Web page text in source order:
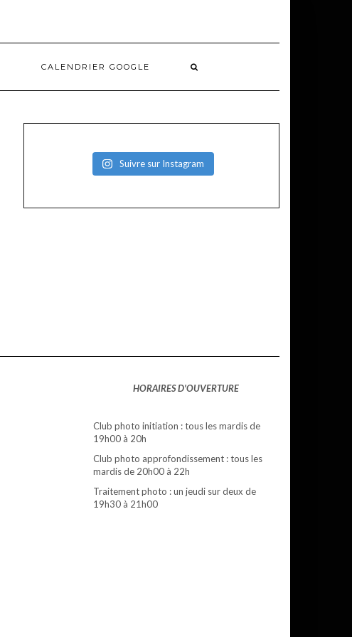
CALENDRIER GOOGLE
Suivre sur Instagram
HORAIRES D'OUVERTURE
Club photo initiation : tous les mardis de
19h00 à 20h
Club photo approfondissement : tous les
mardis de 20h00 à 22h
Traitement photo : un jeudi sur deux de
19h30 à 21h00